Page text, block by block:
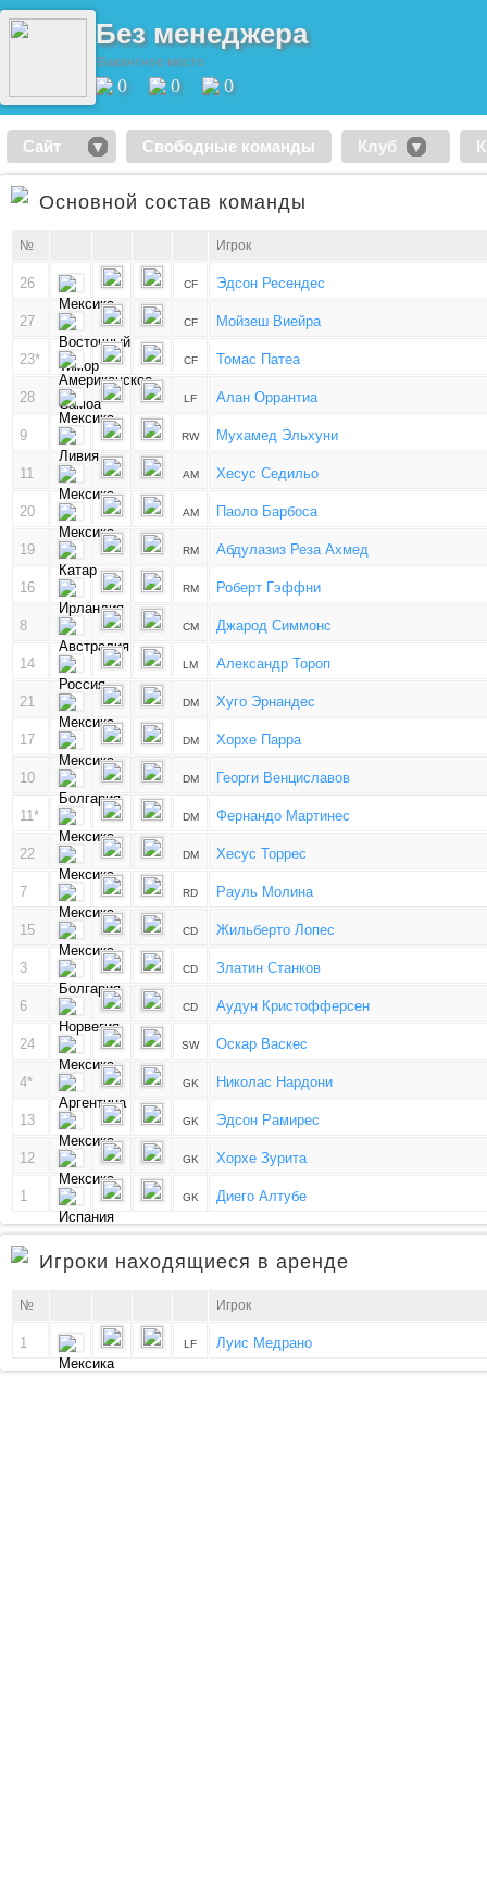
Без менеджера
Вакантное место
0 0 0
Сайт Свободные команды Клуб
Основной состав команды
№ Игрок
26 CF Эдсон Ресендес
27 CF Мойзеш Виейра
23* CF Томас Патеа
28 LF Алан Оррантиа
9 RW Мухамед Эльхуни
11 AM Хесус Седильо
20 AM Паоло Барбоса
19 RM Абдулазиз Реза Ахмед
16 RM Роберт Гэффни
8 CM Джарод Симмонс
14 LM Aлександр Тороп
21 DM Хуго Эрнандес
17 DM Хорхе Парра
10 DM Георги Венциславов
11* DM Фернандо Мартинес
22 DM Хесус Торрес
7 RD Рауль Молина
15 CD Жильберто Лопес
3 CD Златин Станков
6 CD Аудун Кристофферсен
24 SW Оскар Васкес
4* GK Николас Нардони
13 GK Эдсон Рамирес
12 GK Хорхе Зурита
1 GK Диего Алтубе
Игроки находящиеся в аренде
№ Игрок
1 LF Луис Медрано